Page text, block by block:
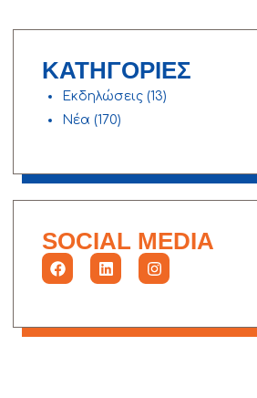
ΚΑΤΗΓΟΡΙΕΣ
Εκδηλώσεις (13)
Νέα (170)
SOCIAL MEDIA